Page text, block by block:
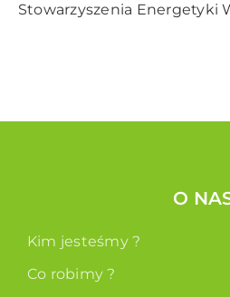
Stowarzyszenia Energetyki
O
Kim jesteśmy ?
Co robimy ?